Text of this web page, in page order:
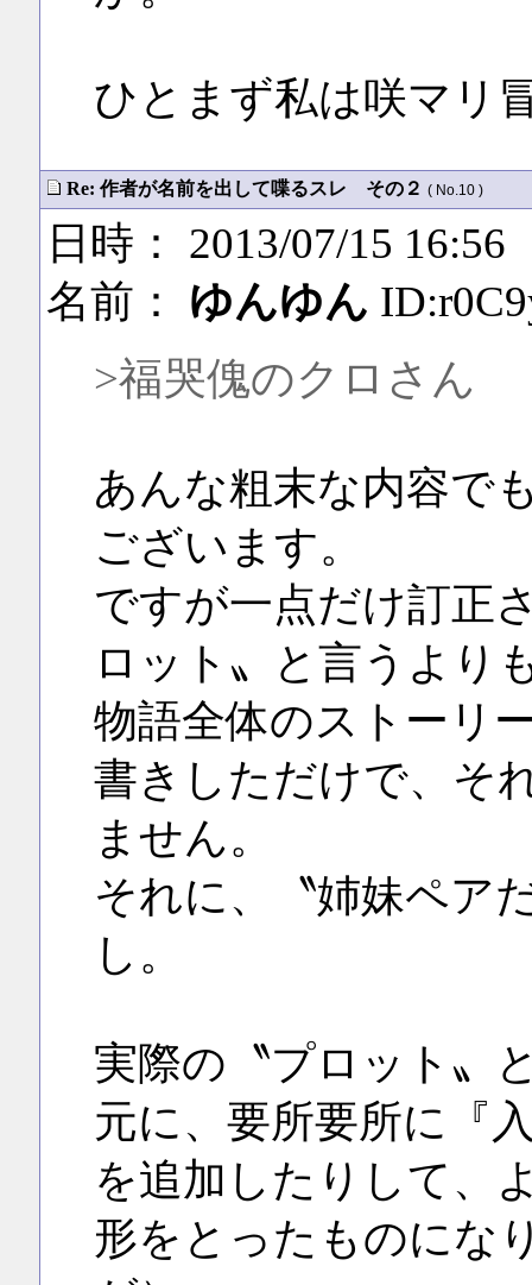
ひとまず私は咲マリ
Re: 作者が名前を出して喋るスレ その２ ( No.10 )
日時： 2013/07/15 16:56
名前： ゆんゆん
>福哭傀のクロさん
あんな粗末な内容で
ございます。
ですが一点だけ訂正
ロット〟と言うより
物語全体のストーリ
書きしただけで、そ
ません。
それに、〝姉妹ペア
し。
実際の〝プロット〟
元に、要所要所に『
を追加したりして、
形をとったものにな